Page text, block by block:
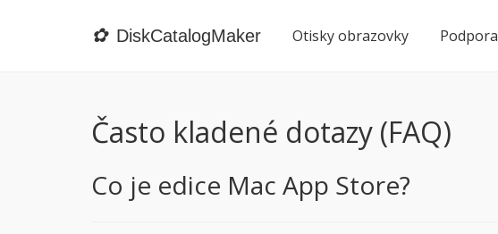
✿ DiskCatalogMaker Otisky obrazovky Podpora
Často kladené dotazy (FAQ)
Co je edice Mac App Store?